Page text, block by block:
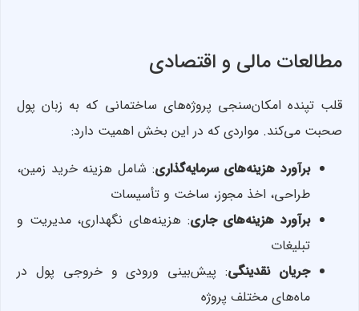
مطالعات مالی و اقتصادی
قلب تپنده امکان‌سنجی پروژه‌های ساختمانی که به زبان پول
صحبت می‌کند. مواردی که در این بخش اهمیت دارد:
برآورد هزینه‌های سرمایه‌گذاری: شامل هزینه خرید زمین،
طراحی، اخذ مجوز، ساخت و تأسیسات
برآورد هزینه‌های جاری: هزینه‌های نگهداری، مدیریت و
تبلیغات
جریان نقدینگی: پیش‌بینی ورودی و خروجی پول در
ماه‌های مختلف پروژه